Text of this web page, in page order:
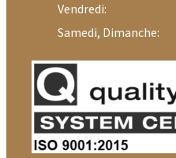
Vendredi:
Samedi, Dimanche: